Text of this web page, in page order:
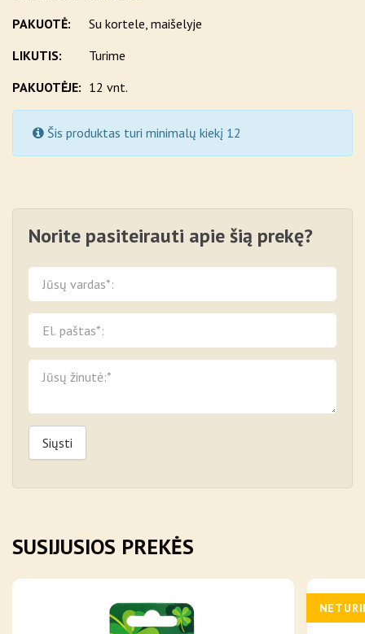
PAKUOTĖ:
Su kortele, maišelyje
LIKUTIS:
Turime
PAKUOTĖJE: 12 vnt.
Šis produktas turi minimalų kiekį 12
Norite pasiteirauti apie šią prekę?
Siųsti
SUSIJUSIOS PREKĖS